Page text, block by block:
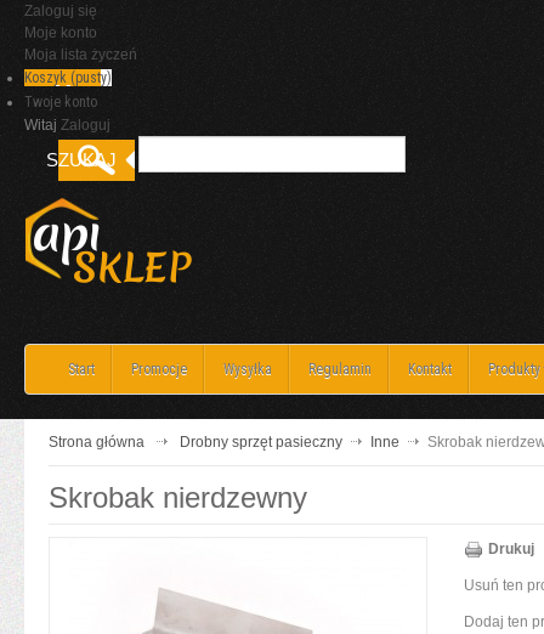
Zaloguj się
Moje konto
Moja lista życzeń
Koszyk (pusty)
Twoje konto
Witaj Zaloguj
Start Promocje Wysyłka Regulamin Kontakt Produkty
Strona główna Drobny sprzęt pasieczny Inne Skrobak
Skrobak nierdzewny
Drukuj
Usuń ten
Dodaj ten